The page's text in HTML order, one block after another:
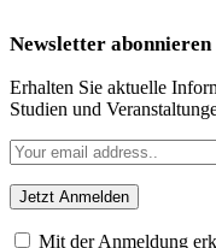
Newsletter abonnieren
Erhalten Sie aktuelle
Studien und
Mit der Anmeldung